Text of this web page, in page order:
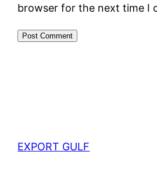
browser for the next time I
EXPORT GULF